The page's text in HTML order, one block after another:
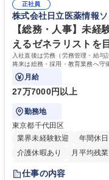
でも質問・相談できる環境が
集職種 【森ビルG】人事
リモート可
務に挑戦できるため、自身
きます。 残業少なめ、週1
ち長期活躍できる環境です
キャリアを築きたい」とい
歴・資格 学歴：大学院 大学
簿記検定1級 日商簿記検定2
正社員
株式会社日立医薬情報
【総務・人事】未経
えるゼネラリストを
入社直後は労務（労務管理・給与
将来は総務・採用・教育業務へ守
ます。
月給
27万7000円以上
勤務地
東京都千代田区
業界未経験歓迎
年間休
介護休暇あり
月平均残
住宅手当あり
仕事の内容